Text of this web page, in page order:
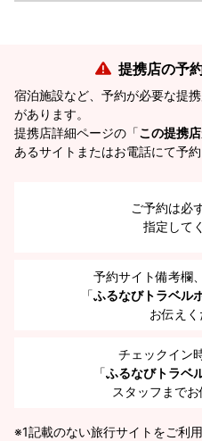
提携店の予
宿泊施設など、予約が必要な提
があります。
提携店詳細ページの「この提携
あるサイトまたはお電話にて予
ご予約は必
指定して
予約サイト備考欄
「ふるなびトラベル
お伝えく
チェックイン
「ふるなびトラベ
スタッフまでお
※1記載のない旅行サイトをご利